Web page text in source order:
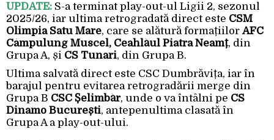
UPDATE: S-a terminat play-out-ul Ligii 2, sezonul
2025/26, iar ultima retrogradată direct este CSM
Olimpia Satu Mare, care se alătură formațiilorAFC
Câmpulung Muscel, Ceahlăul Piatra Neamț, din
Grupa A, și CS Tunari, din Grupa B.
Ultima salvată direct este CSC Dumbrăvița, iar în
barajul pentru evitarea retrogradării merge din
Grupa B CSC Șelimbăr, unde o va întâlni pe CS
Dinamo București, antepenultima clasată în
Grupa A a play-out-ului.